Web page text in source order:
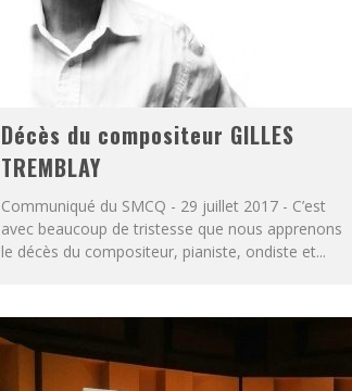
Décès du compositeur GILLES
TREMBLAY
Communiqué du SMCQ - 29 juillet 2017 - C’est
avec beaucoup de tristesse que nous apprenons
le décès du compositeur, pianiste, ondiste et...